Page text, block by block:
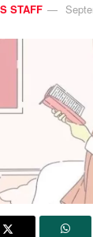
STAFF